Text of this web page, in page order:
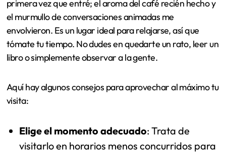
primera vez que entré; el aroma del café recién hecho y
el murmullo de conversaciones animadas me
envolvieron. Es un lugar ideal para relajarse, así que
tómate tu tiempo. No dudes en quedarte un rato, leer un
libro o simplemente observar a la gente.
Aquí hay algunos consejos para aprovechar al máximo tu
visita:
Elige el momento adecuado: Trata de
visitarlo en horarios menos concurridos para